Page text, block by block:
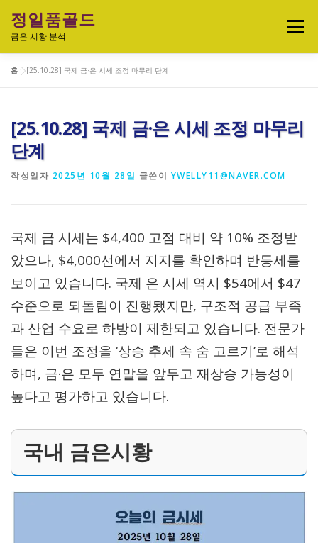
정일품골드
금은 시황 분석
메뉴
오늘의 금은시세 분석 금은 투자정보
정일품골드 제품관
홈 »[25.10.28] 국제 금·은 시세 조정 마무리 단계
[25.10.28] 국제 금·은 시세 조정 마무리
단계
작성일자 2025년 10월 28일 글쓴이 YWELLY11@NAVER.COM
국제 금 시세는 $4,400 고점 대비 약 10% 조정받
았으나, $4,000선에서 지지를 확인하며 반등세를
보이고 있습니다. 국제 은 시세 역시 $54에서 $47
수준으로 되돌림이 진행됐지만, 구조적 공급 부족
과 산업 수요로 하방이 제한되고 있습니다. 전문가
들은 이번 조정을 ‘상승 추세 속 숨 고르기’로 해석
하며, 금·은 모두 연말을 앞두고 재상승 가능성이
높다고 평가하고 있습니다.
국내 금은시황